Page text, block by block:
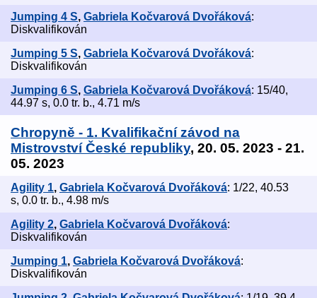
Jumping 4 S, Gabriela Kočvarová Dvořáková:
Diskvalifikován
Jumping 5 S, Gabriela Kočvarová Dvořáková:
Diskvalifikován
Jumping 6 S, Gabriela Kočvarová Dvořáková: 15/40,
44.97 s, 0.0 tr. b., 4.71 m/s
Chropyně - 1. Kvalifikační závod na
Mistrovství České republiky, 20. 05. 2023 - 21.
05. 2023
Agility 1, Gabriela Kočvarová Dvořáková: 1/22, 40.53
s, 0.0 tr. b., 4.98 m/s
Agility 2, Gabriela Kočvarová Dvořáková:
Diskvalifikován
Jumping 1, Gabriela Kočvarová Dvořáková:
Diskvalifikován